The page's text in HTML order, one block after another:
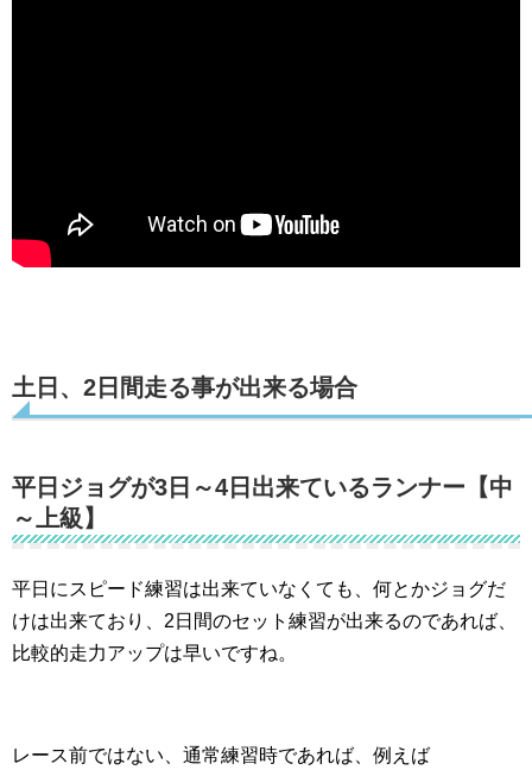
土日、2日間走る事が出来る場合
平日ジョグが3日～4日出来ているランナー【中
～上級】
平日にスピード練習は出来ていなくても、何とかジョグだ
けは出来ており、2日間のセット練習が出来るのであれば、
比較的走力アップは早いですね。
レース前ではない、通常練習時であれば、例えば